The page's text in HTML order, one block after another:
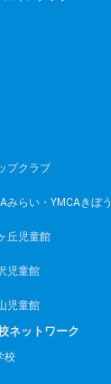
プクラブ
みらい・YMCAきぼう
丘児童館
児童館
児童館
ネットワーク
校